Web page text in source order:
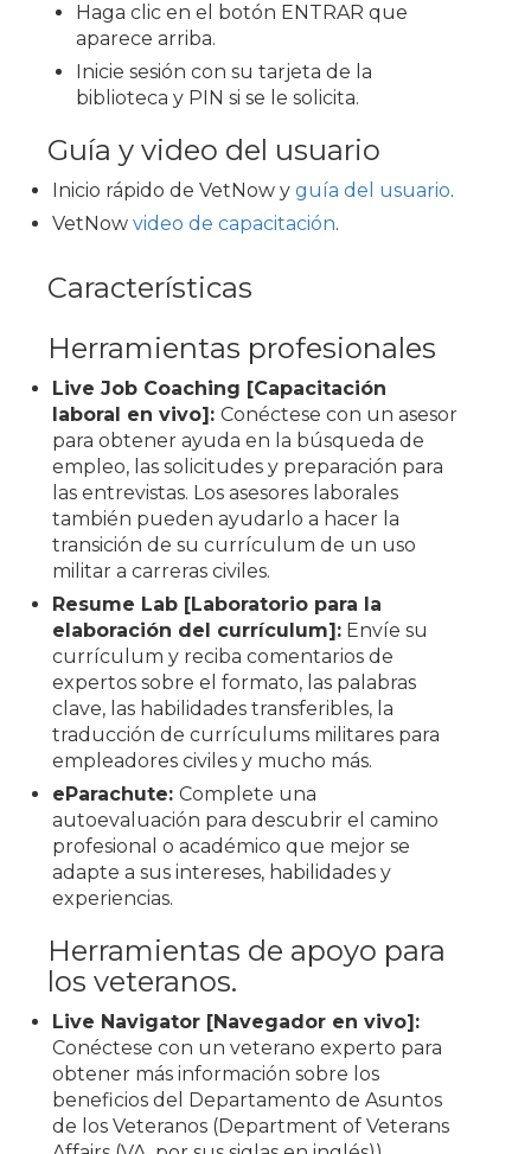
Haga clic en el botón ENTRAR que
aparece arriba.
Inicie sesión con su tarjeta de la
biblioteca y PIN si se le solicita.
Guía y video del usuario
Inicio rápido de VetNow y guía del usuario.
VetNow video de capacitación.
Características
Herramientas profesionales
Live Job Coaching [Capacitación
laboral en vivo]: Conéctese con un asesor
para obtener ayuda en la búsqueda de
empleo, las solicitudes y preparación para
las entrevistas. Los asesores laborales
también pueden ayudarlo a hacer la
transición de su currículum de un uso
militar a carreras civiles.
Resume Lab [Laboratorio para la
elaboración del currículum]: Envíe su
currículum y reciba comentarios de
expertos sobre el formato, las palabras
clave, las habilidades transferibles, la
traducción de currículums militares para
empleadores civiles y mucho más.
eParachute: Complete una
autoevaluación para descubrir el camino
profesional o académico que mejor se
adapte a sus intereses, habilidades y
experiencias.
Herramientas de apoyo para
los veteranos.
Live Navigator [Navegador en vivo]:
Conéctese con un veterano experto para
obtener más información sobre los
beneficios del Departamento de Asuntos
de los Veteranos (Department of Veterans